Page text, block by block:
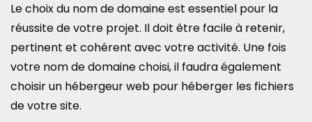
Le choix du nom de domaine est essentiel pour la
réussite de votre projet. Il doit être facile à retenir,
pertinent et cohérent avec votre activité. Une fois
votre nom de domaine choisi, il faudra également
choisir un hébergeur web pour héberger les fichiers
de votre site.